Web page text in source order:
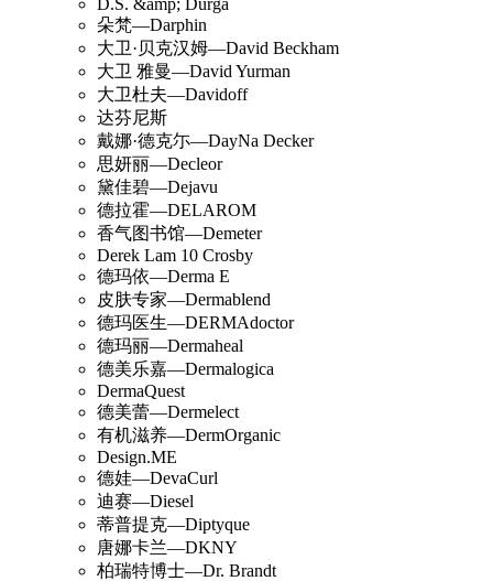
朵梵—Darphin
大卫·贝克汉姆—David Beckham
大卫 雅曼—David Yurman
大卫杜夫—Davidoff
达芬尼斯
戴娜·德克尓—DayNa Decker
思妍丽—Decleor
黛佳碧—Dejavu
德拉霍—DELAROM
香气图书馆—Demeter
Derek Lam 10 Crosby
德玛依—Derma E
皮肤专家—Dermablend
德玛医生—DERMAdoctor
德玛丽—Dermaheal
德美乐嘉—Dermalogica
DermaQuest
德美蕾—Dermelect
有机滋养—DermOrganic
Design.ME
德娃—DevaCurl
迪赛—Diesel
蒂普提克—Diptyque
唐娜卡兰—DKNY
柏瑞特博士—Dr. Brandt